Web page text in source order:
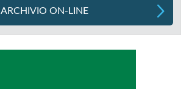
ARCHIVIO ON-LINE